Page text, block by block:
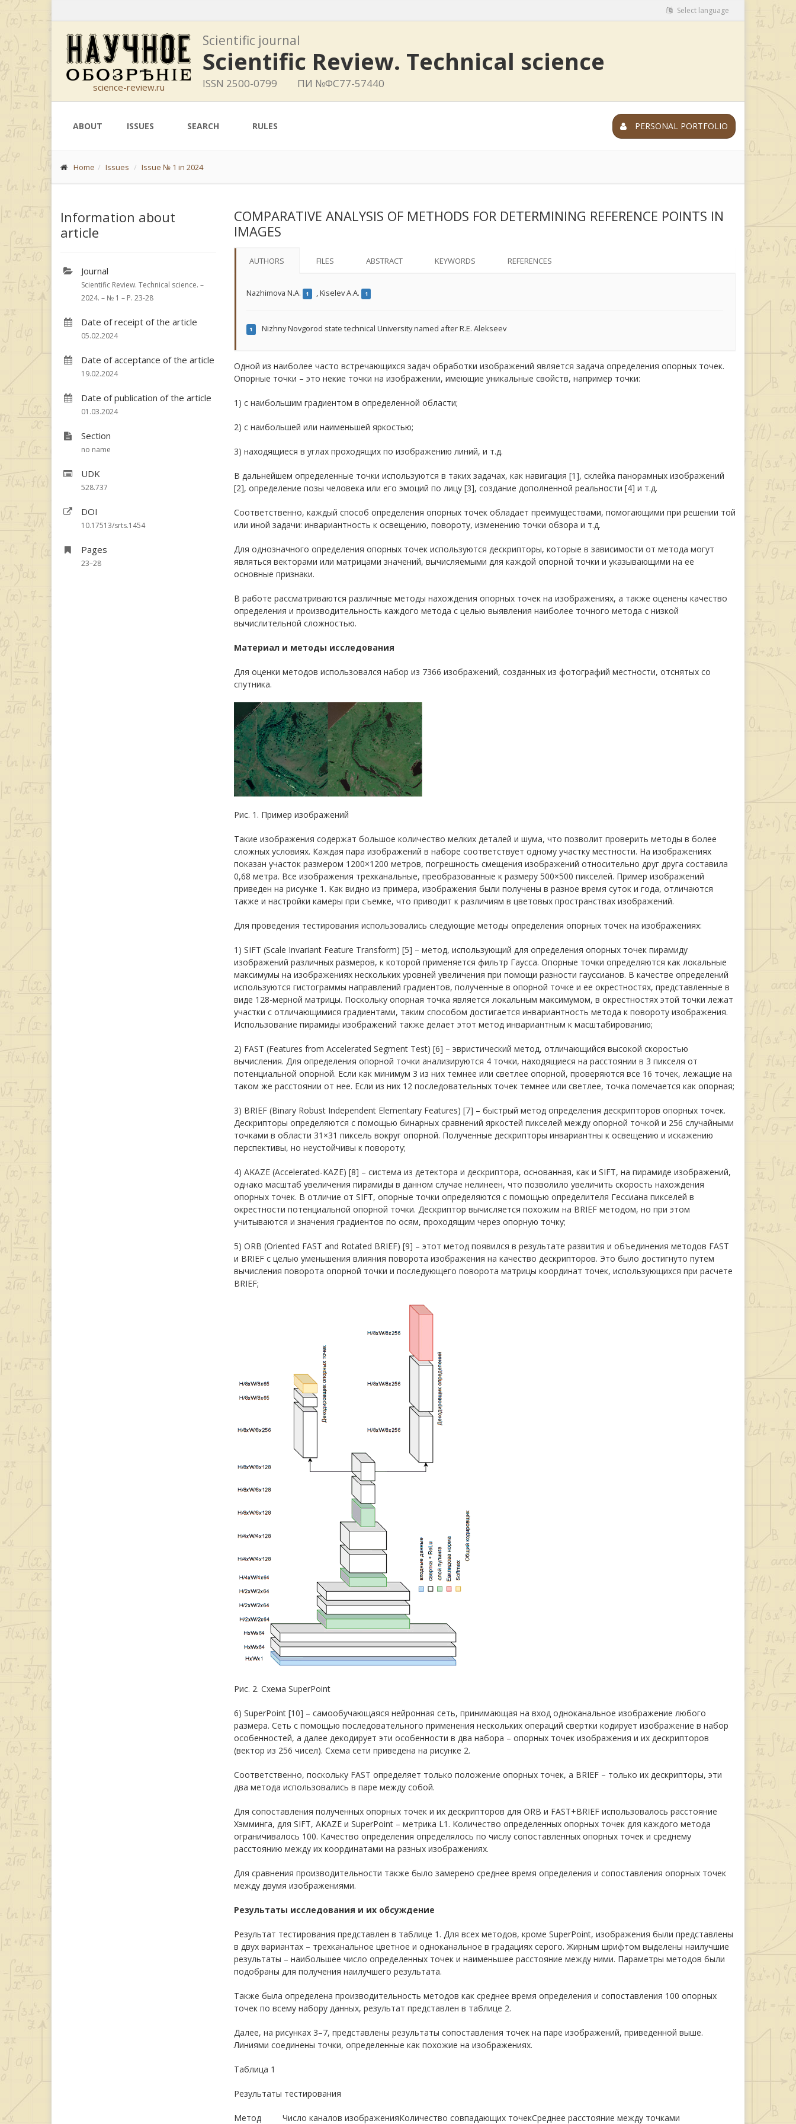
Select language
science-review.ru
Scientific journal
Scientific Review. Technical science
ISSN 2500-0799 ПИ №ФС77-57440
ABOUT ISSUES SEARCH RULES PERSONAL PORTFOLIO
Home Issues Issue № 1 in 2024
Information about
article
Journal
Scientific Review. Technical science. –
2024. – № 1 – P. 23-28
Date of receipt of the article
05.02.2024
Date of acceptance of the article
19.02.2024
Date of publication of the article
01.03.2024
Section
no name
UDK
528.737
DOI
10.17513/srts.1454
Pages
23–28
COMPARATIVE ANALYSIS OF METHODS FOR DETERMINING REFERENCE POINTS IN
IMAGES
AUTHORS FILES ABSTRACT KEYWORDS REFERENCES
Nazhimova N.A. 1 ,Kiselev A.A. 1
1 Nizhny Novgorod state technical University named after R.E. Alekseev
Одной из наиболее часто встречающихся задач обработки изображений является задача определения опорных точек.
Опорные точки – это некие точки на изображении, имеющие уникальные свойств, например точки:
1) с наибольшим градиентом в определенной области;
2) с наибольшей или наименьшей яркостью;
3) находящиеся в углах проходящих по изображению линий, и т.д.
В дальнейшем определенные точки используются в таких задачах, как навигация [1], склейка панорамных изображений
[2], определение позы человека или его эмоций по лицу [3], создание дополненной реальности [4] и т.д.
Соответственно, каждый способ определения опорных точек обладает преимуществами, помогающими при решении той
или иной задачи: инвариантность к освещению, повороту, изменению точки обзора и т.д.
Для однозначного определения опорных точек используются дескрипторы, которые в зависимости от метода могут
являться векторами или матрицами значений, вычисляемыми для каждой опорной точки и указывающими на ее
основные признаки.
В работе рассматриваются различные методы нахождения опорных точек на изображениях, а также оценены качество
определения и производительность каждого метода с целью выявления наиболее точного метода с низкой
вычислительной сложностью.
Материал и методы исследования
Для оценки методов использовался набор из 7366 изображений, созданных из фотографий местности, отснятых со
спутника.
Рис. 1. Пример изображений
Такие изображения содержат большое количество мелких деталей и шума, что позволит проверить методы в более
сложных условиях. Каждая пара изображений в наборе соответствует одному участку местности. На изображениях
показан участок размером 1200×1200 метров, погрешность смещения изображений относительно друг друга составила
0,68 метра. Все изображения трехканальные, преобразованные к размеру 500×500 пикселей. Пример изображений
приведен на рисунке 1. Как видно из примера, изображения были получены в разное время суток и года, отличаются
также и настройки камеры при съемке, что приводит к различиям в цветовых пространствах изображений.
Для проведения тестирования использовались следующие методы определения опорных точек на изображениях:
1) SIFT (Scale Invariant Feature Transform) [5] – метод, использующий для определения опорных точек пирамиду
изображений различных размеров, к которой применяется фильтр Гаусса. Опорные точки определяются как локальные
максимумы на изображениях нескольких уровней увеличения при помощи разности гауссианов. В качестве определений
используются гистограммы направлений градиентов, полученные в опорной точке и ее окрестностях, представленные в
виде 128-мерной матрицы. Поскольку опорная точка является локальным максимумом, в окрестностях этой точки лежат
участки с отличающимися градиентами, таким способом достигается инвариантность метода к повороту изображения.
Использование пирамиды изображений также делает этот метод инвариантным к масштабированию;
2) FAST (Features from Accelerated Segment Test) [6] – эвристический метод, отличающийся высокой скоростью
вычисления. Для определения опорной точки анализируются 4 точки, находящиеся на расстоянии в 3 пикселя от
потенциальной опорной. Если как минимум 3 из них темнее или светлее опорной, проверяются все 16 точек, лежащие на
таком же расстоянии от нее. Если из них 12 последовательных точек темнее или светлее, точка помечается как опорная;
3) BRIEF (Binary Robust Independent Elementary Features) [7] – быстрый метод определения дескрипторов опорных точек.
Дескрипторы определяются с помощью бинарных сравнений яркостей пикселей между опорной точкой и 256 случайными
точками в области 31×31 пиксель вокруг опорной. Полученные дескрипторы инвариантны к освещению и искажению
перспективы, но неустойчивы к повороту;
4) AKAZE (Accelerated-KAZE) [8] – система из детектора и дескриптора, основанная, как и SIFT, на пирамиде изображений,
однако масштаб увеличения пирамиды в данном случае нелинеен, что позволило увеличить скорость нахождения
опорных точек. В отличие от SIFT, опорные точки определяются с помощью определителя Гессиана пикселей в
окрестности потенциальной опорной точки. Дескриптор вычисляется похожим на BRIEF методом, но при этом
учитываются и значения градиентов по осям, проходящим через опорную точку;
5) ORB (Oriented FAST and Rotated BRIEF) [9] – этот метод появился в результате развития и объединения методов FAST
и BRIEF с целью уменьшения влияния поворота изображения на качество дескрипторов. Это было достигнуто путем
вычисления поворота опорной точки и последующего поворота матрицы координат точек, использующихся при расчете
BRIEF;
Рис. 2. Схема SuperPoint
6) SuperPoint [10] – самообучающаяся нейронная сеть, принимающая на вход одноканальное изображение любого
размера. Сеть с помощью последовательного применения нескольких операций свертки кодирует изображение в набор
особенностей, а далее декодирует эти особенности в два набора – опорных точек изображения и их дескрипторов
(вектор из 256 чисел). Схема сети приведена на рисунке 2.
Соответственно, поскольку FAST определяет только положение опорных точек, а BRIEF – только их дескрипторы, эти
два метода использовались в паре между собой.
Для сопоставления полученных опорных точек и их дескрипторов для ORB и FAST+BRIEF использовалось расстояние
Хэмминга, для SIFT, AKAZE и SuperPoint – метрика L1. Количество определенных опорных точек для каждого метода
ограничивалось 100. Качество определения определялось по числу сопоставленных опорных точек и среднему
расстоянию между их координатами на разных изображениях.
Для сравнения производительности также было замерено среднее время определения и сопоставления опорных точек
между двумя изображениями.
Результаты исследования и их обсуждение
Результат тестирования представлен в таблице 1. Для всех методов, кроме SuperPoint, изображения были представлены
в двух вариантах – трехканальное цветное и одноканальное в градациях серого. Жирным шрифтом выделены наилучшие
результаты – наибольшее число определенных точек и наименьшее расстояние между ними. Параметры методов были
подобраны для получения наилучшего результата.
Также была определена производительность методов как среднее время определения и сопоставления 100 опорных
точек по всему набору данных, результат представлен в таблице 2.
Далее, на рисунках 3–7, представлены результаты сопоставления точек на паре изображений, приведенной выше.
Линиями соединены точки, определенные как похожие на изображениях.
Таблица 1
Результаты тестирования
Метод Число каналов изображенияКоличество совпадающих точекСреднее расстояние между точками